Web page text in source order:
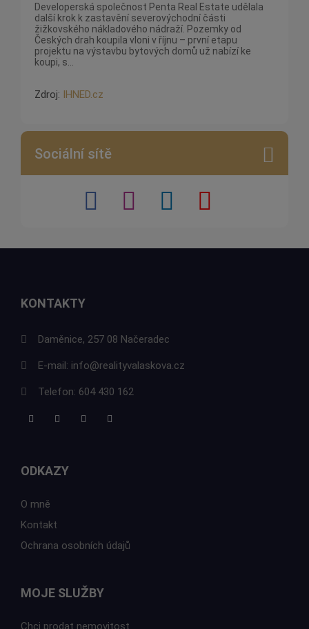
Developerská společnost Penta Real Estate udělala
další krok k zastavění severovýchodní části
žižkovského nákladového nádraží. Pozemky od
Českých drah koupila vloni v říjnu – první etapu
projektu na výstavbu bytových domů už nabízí ke
koupi, s...
Zdroj: IHNED.cz
Sociální sítě
KONTAKTY
Daměnice, 257 08 Načeradec
E-mail: info@realityvalaskova.cz
Telefon: 604 430 162
ODKAZY
O mně
Kontakt
Ochrana osobních údajů
MOJE SLUŽBY
Chci prodat nemovitost